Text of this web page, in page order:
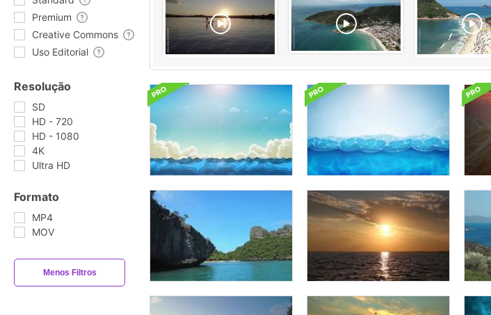
Premium
Creative Commons
Uso Editorial
Resolução
SD
HD - 720
HD - 1080
4K
Ultra HD
Formato
MP4
MOV
Menos Filtros